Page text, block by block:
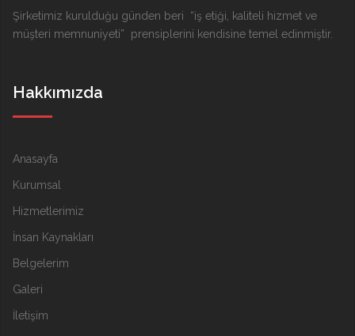
Şirketimiz kurulduğu günden beri “iş etiği, kaliteli hizmet ve
müşteri memnuniyeti” prensiplerini kendisine temel edinmiştir.
Hakkımızda
Anasayfa
Kurumsal
Hizmetlerimiz
İnsan Kaynakları
Belgelerim
Galeri
İletişim